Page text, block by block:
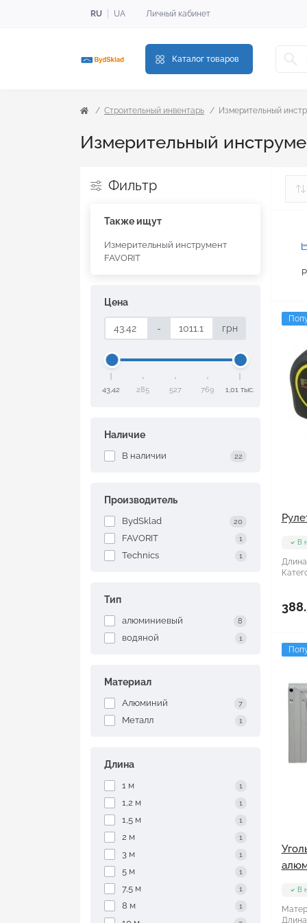
RU UA Личный кабинет
Каталог товаров
Строительный инвентарь Измерительный
Измерительный
Фильтр
Также ищут
Измерительный инструмент
FAVORIT
Цена
- грн
43,42 285 527 769 1,01 тыс.
Наличие
В наличии 22
Производитель
BydSklad 20
FAVORIT 1
Technics 1
Тип
алюминиевый 8
водяной 1
Материал
Алюминий 7
Металл 1
Длина
1 м 1
1,2 м 1
1,5 м 1
2 м 1
3 м 1
5 м 1
7,5 м 1
8 м 1
В
В